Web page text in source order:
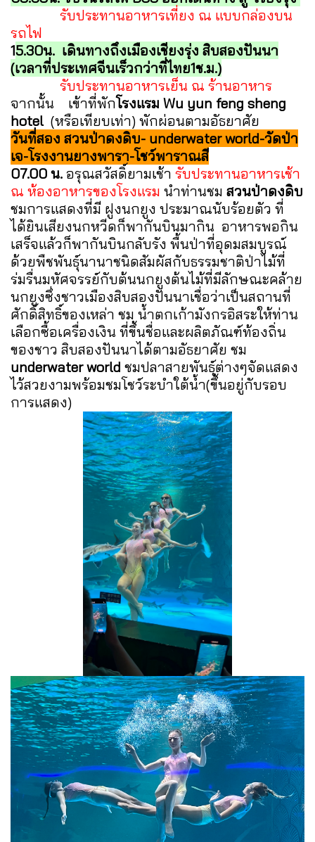
รับประทานอาหารเที่ยง ณ แบบกล่องบน
รถไฟ
15.30น. เดินทางถึงเมืองเชียงรุ่ง สิบสองปันนา
(เวลาที่ประเทศจีนเร็วกว่าที่ไทย1ช.ม.)
รับประทานอาหารเย็น ณ ร้านอาหาร
จากนั้น เข้าที่พักโรงแรม Wu yun feng sheng
hotel (หรือเทียบเท่า) พักผ่อนตามอัธยาศัย
วันที่สอง สวนป่าดงดิบ- underwater world-วัดป่า
เจ-โรงงานยางพารา-โชว์พาราณสี
07.00 น. อรุณสวัสดิ์ยามเช้า รับประทานอาหารเช้า
ณ ห้องอาหารของโรงแรม นำท่านชม สวนป่าดงดิบ
ชมการแสดงที่มี ฝูงนกยูง ประมาณนับร้อยตัว ที่
ได้ยินเสียงนกหวีดก็พากันบินมากิน อาหารพอกิน
เสร็จแล้วก็พากันบินกลับรัง พื้นป่าที่อุดมสมบูรณ์
ด้วยพืชพันธุ์นานาชนิดสัมผัสกับธรรมชาติป่าไม้ที่
ร่มรื่นมหัศจรรย์กับต้นนกยูงต้นไม้ที่มีลักษณะคล้าย
นกยูงซึ่งชาวเมืองสิบสองปันนาเชื่อว่าเป็นสถานที่
ศักดิ์สิทธิ์ของเหล่า ชม น้ำตกเก้ามังกรอิสระให้ท่าน
เลือกซื้อเครื่องเงิน ที่ขึ้นชื่อและผลิตภัณฑ์ท้องถิ่น
ของชาว สิบสองปันนาได้ตามอัธยาศัย ชม
underwater world ชมปลาสายพันธุ์ต่างๆจัดแสดง
ไว้สวยงามพร้อมชมโชว์ระบำใต้น้ำ(ขึ้นอยู่กับรอบ
การแสดง)